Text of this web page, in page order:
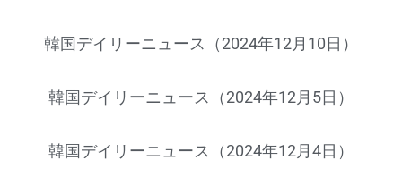
韓国デイリーニュース（2024年12月10日）
韓国デイリーニュース（2024年12月5日）
韓国デイリーニュース（2024年12月4日）